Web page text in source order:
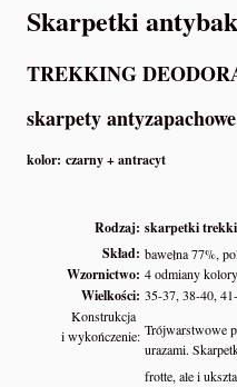
Skarpetki
TREKKING
skarpety antyzapachowe
kolor: czarny + antracyt
Rodzaj: skarpetki
Skład: bawełna 77%,
Wzornictwo: 4 odmiany
Wielkości: 35-37, 38-40,
Konstrukcja
i wykończenie: Trójwarstwowe
urazami.
frotte, ale i